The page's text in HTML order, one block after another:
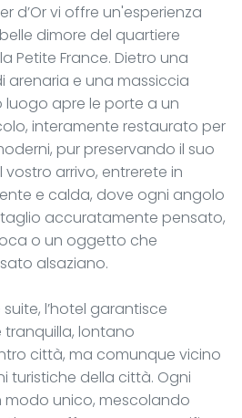
d’Or vi offre un'esperienza
dimore del quartiere
Petite France. Dietro una
e una massiccia
apre le porte a un
interamente restaurato per
pur preservando il suo
arrivo, entrerete in
e calda, dove ogni angolo
accuratamente pensato,
o un oggetto che
alsaziano.
l’hotel garantisce
tranquilla, lontano
città, ma comunque vicino
turistiche della città. Ogni
unico, mescolando